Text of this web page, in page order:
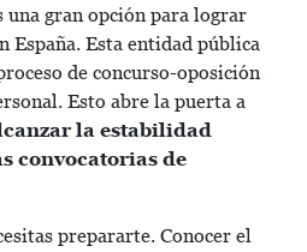
una gran opción para lograr
España. Esta entidad pública
de concurso-oposición
Esto abre la puerta a
la estabilidad
convocatorias de
prepararte. Conocer el